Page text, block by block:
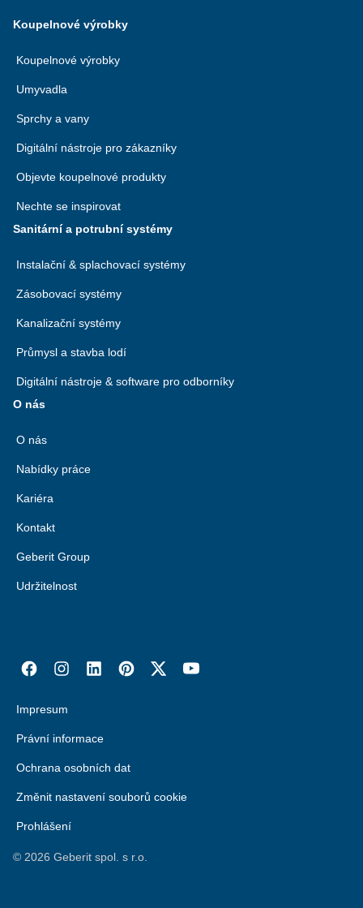
Koupelnové výrobky
Koupelnové výrobky
Umyvadla
Sprchy a vany
Digitální nástroje pro zákazníky
Objevte koupelnové produkty
Nechte se inspirovat
Sanitární a potrubní systémy
Instalační & splachovací systémy
Zásobovací systémy
Kanalizační systémy
Průmysl a stavba lodí
Digitální nástroje & software pro odborníky
O nás
O nás
Nabídky práce
Kariéra
Kontakt
Geberit Group
Udržitelnost
Impresum
Právní informace
Ochrana osobních dat
Změnit nastavení souborů cookie
Prohlášení
© 2026 Geberit spol. s r.o.